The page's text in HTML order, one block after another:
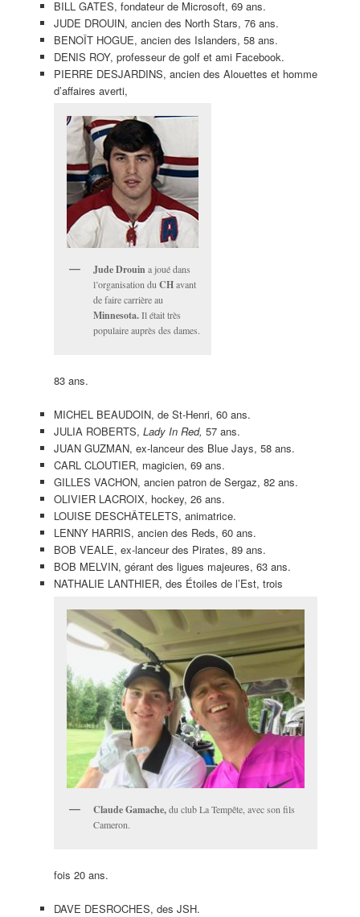
BILL GATES, fondateur de Microsoft, 69 ans.
JUDE DROUIN, ancien des North Stars, 76 ans.
BENOÎT HOGUE, ancien des Islanders, 58 ans.
DENIS ROY, professeur de golf et ami Facebook.
PIERRE DESJARDINS, ancien des Alouettes et homme
d’affaires averti,
Jude Drouin a joué dans
l’organisation du CHavant
de faire carrière au
Minnesota.Il était très
populaire auprès des dames.
83 ans.
MICHEL BEAUDOIN, de St-Henri, 60 ans.
JULIA ROBERTS, Lady In Red, 57 ans.
JUAN GUZMAN, ex-lanceur des Blue Jays, 58 ans.
CARL CLOUTIER, magicien, 69 ans.
GILLES VACHON, ancien patron de Sergaz, 82 ans.
OLIVIER LACROIX, hockey, 26 ans.
LOUISE DESCHÂTELETS, animatrice.
LENNY HARRIS, ancien des Reds, 60 ans.
BOB VEALE, ex-lanceur des Pirates, 89 ans.
BOB MELVIN, gérant des ligues majeures, 63 ans.
NATHALIE LANTHIER, des Étoiles de l’Est, trois
Claude Gamache,du club La Tempête, avec son fils
Cameron.
fois 20 ans.
DAVE DESROCHES, des JSH.